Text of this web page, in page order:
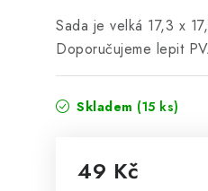
Sada je velká 17,3 x
Doporučujeme lepit
Skladem (15 ks)
49 Kč